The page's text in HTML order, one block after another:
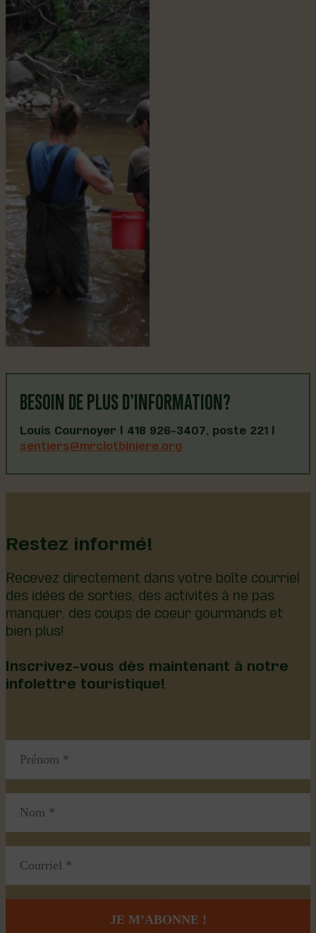
BESOIN DE PLUS D’INFORMATION?
Louis Cournoyer | 418 926-3407, poste 221 |
sentiers@mrclotbiniere.org
Restez informé!
Recevez directement dans votre boîte courriel
des idées de sorties, des activités à ne pas
manquer, des coups de coeur gourmands et
bien plus!
Inscrivez-vous dès maintenant à notre
infolettre touristique!